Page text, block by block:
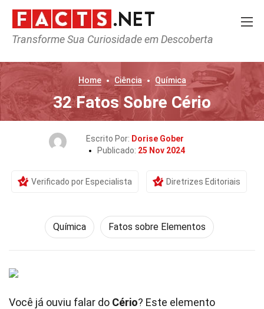
Transforme Sua Curiosidade em Descoberta
Home Ciência Química
32 Fatos Sobre Cério
Escrito Por: Dorise Gober
Publicado: 25 Nov 2024
Verificado por Especialista Diretrizes Editoriais
Química Fatos sobre Elementos
Você já ouviu falar do Cério? Este elemento